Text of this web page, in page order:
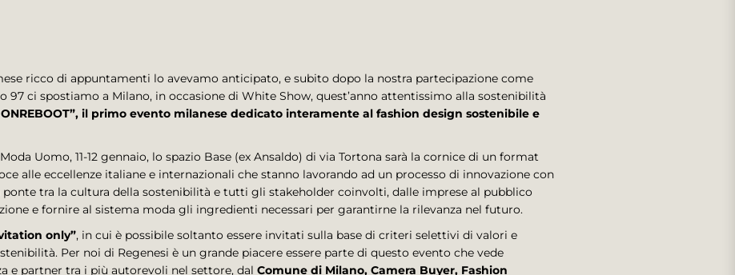
ricco di appuntamenti lo avevamo anticipato, e subito dopo la nostra partecipazione come
ci spostiamo a Milano, in occasione di White Show, quest’anno attentissimo alla sostenibilità
il primo evento milanese dedicato interamente al fashion design sostenibile e
Uomo, 11-12 gennaio, lo spazio Base (ex Ansaldo) di via Tortona sarà la cornice di un format
alle eccellenze italiane e internazionali che stanno lavorando ad un processo di innovazione con
tra la cultura della sostenibilità e tutti gli stakeholder coinvolti, dalle imprese al pubblico
e fornire al sistema moda gli ingredienti necessari per garantirne la rilevanza nel futuro.
only”, in cui è possibile soltanto essere invitati sulla base di criteri selettivi di valori e
Per noi di Regenesi è un grande piacere essere parte di questo evento che vede
e partner tra i più autorevoli nel settore, dal Comune di Milano, Camera Buyer, Fashion